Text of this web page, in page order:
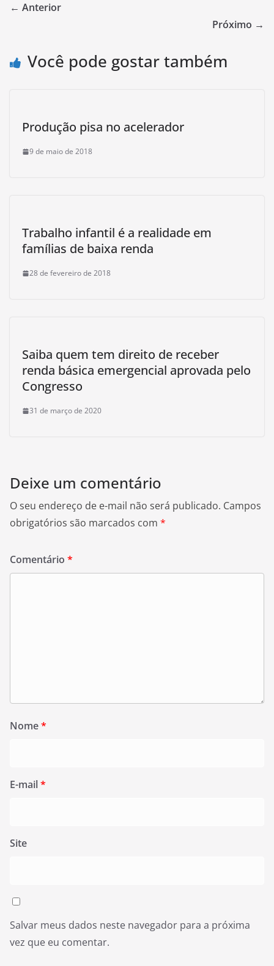
← Anterior
Próximo →
Você pode gostar também
Produção pisa no acelerador
9 de maio de 2018
Trabalho infantil é a realidade em
famílias de baixa renda
28 de fevereiro de 2018
Saiba quem tem direito de receber
renda básica emergencial aprovada pelo
Congresso
31 de março de 2020
Deixe um comentário
O seu endereço de e-mail não será publicado. Campos
obrigatórios são marcados com *
Comentário *
Nome*
E-mail*
Site
Salvar meus dados neste navegador para a próxima
vez que eu comentar.